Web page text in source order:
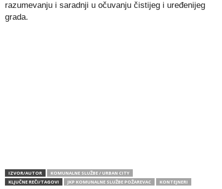
razumevanju i saradnji u očuvanju čistijeg i uređenijeg
grada.
IZVOR/AUTOR
KOMUNALNE SLUŽBE / URBAN CITY
KLJUČNE REČI/TAGOVI
JKP KOMUNALNE SLUŽBE POŽAREVAC KONTEJNERI